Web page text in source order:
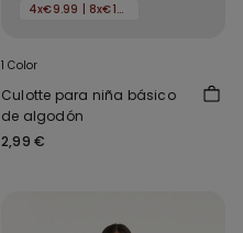
4x€9.99 | 8x€16.99
1 Color
Culotte para niña básico
de algodón
2,99 €